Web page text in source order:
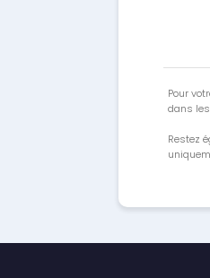
Pour
dans
Restez